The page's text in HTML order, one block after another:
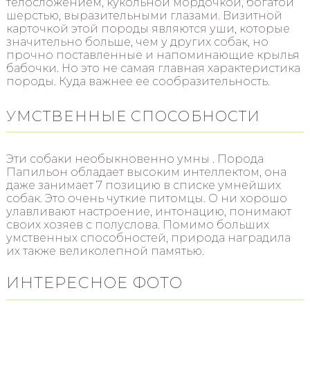
телосложением, кукольной мордочкой, богатой
шерстью, выразительными глазами. Визитной
карточкой этой породы являются уши, которые
значительно больше, чем у других собак, но
прочно поставленные и напоминающие крылья
бабочки. Но это не самая главная характеристика
породы. Куда важнее ее сообразительность.
УМСТВЕННЫЕ СПОСОБНОСТИ
Эти собаки необыкновенно умны . Порода
Папильон обладает высоким интеллектом, она
даже занимает 7 позицию в списке умнейших
собак. Это очень чуткие питомцы. О ни хорошо
улавливают настроение, интонацию, понимают
своих хозяев с полуслова. Помимо больших
умственных способностей, природа наградила
их также великолепной памятью.
ИНТЕРЕСНОЕ ФОТО